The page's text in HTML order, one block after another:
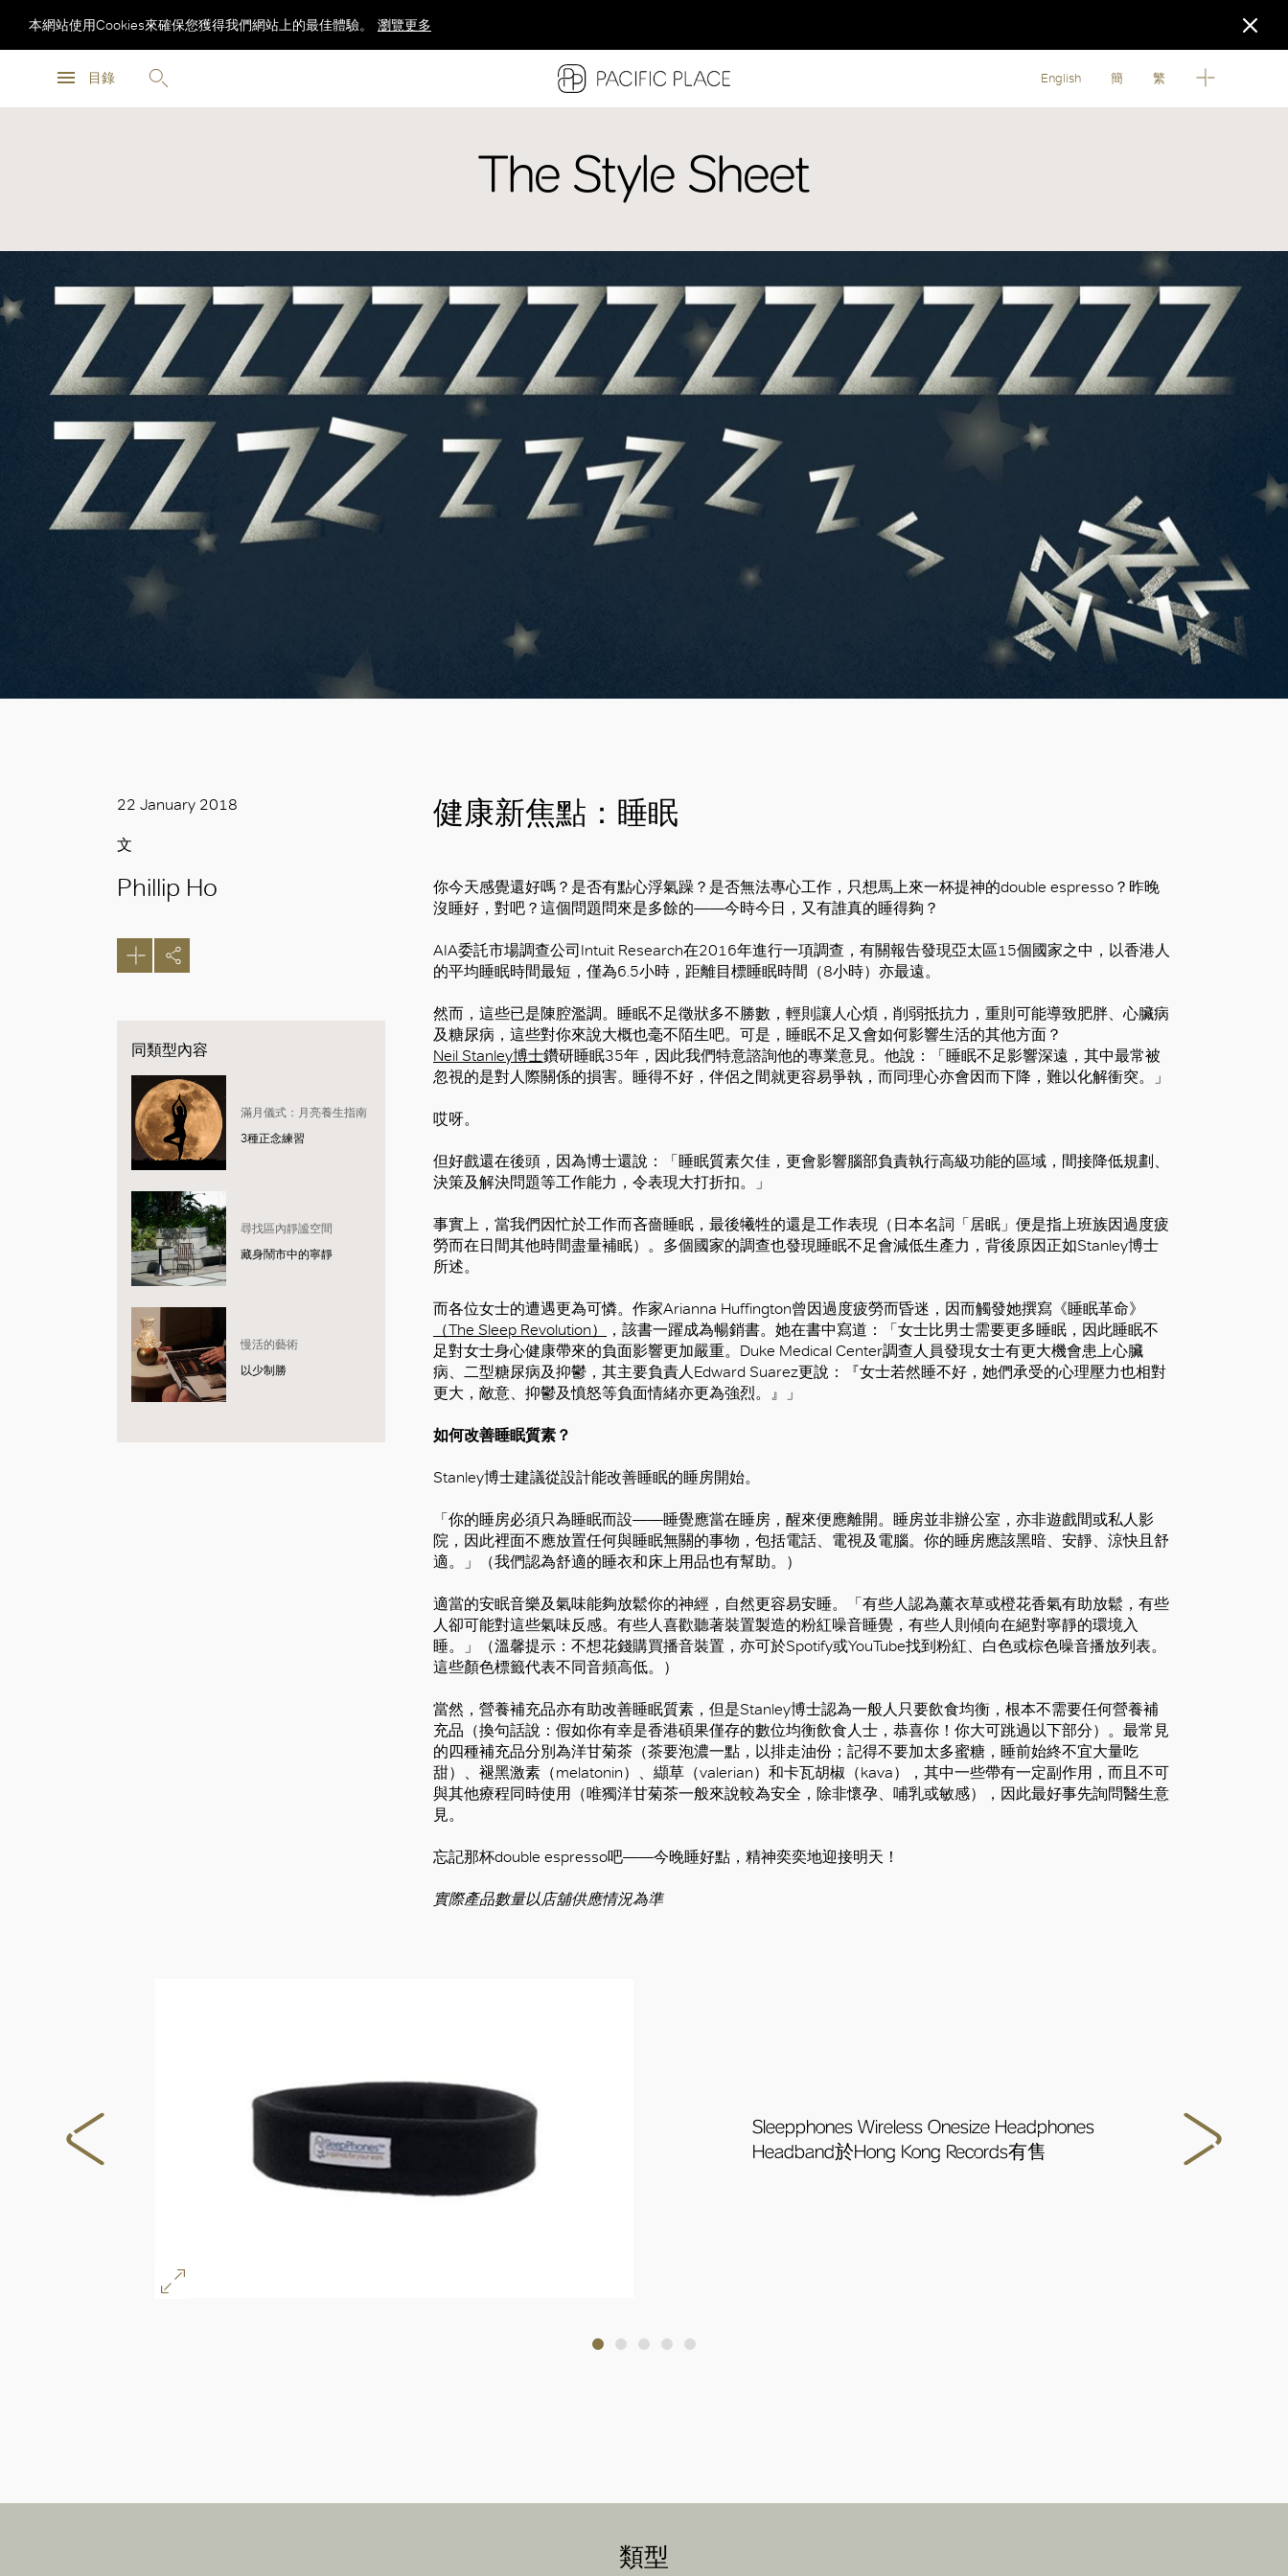
目錄
本網站使用Cookies來確保您獲得我們網站上的最佳體驗。 瀏覽更多
English 簡 繁
The Style Sheet
22 January 2018
文
Phillip Ho
同類型內容
滿月儀式：月亮養生指南
3種正念練習
尋找區內靜謐空間
藏身鬧市中的寧靜
慢活的藝術
以少制勝
健康新焦點：睡眠
你今天感覺還好嗎？是否有點心浮氣躁？是否無法專心工作，只想馬上來一杯提神的double espresso？昨晚
沒睡好，對吧？這個問題問來是多餘的——今時今日，又有誰真的睡得夠？
AIA委託市場調查公司Intuit Research在2016年進行一項調查，有關報告發現亞太區15個國家之中，以香港人
的平均睡眠時間最短，僅為6.5小時，距離目標睡眠時間（8小時）亦最遠。
然而，這些已是陳腔濫調。睡眠不足徵狀多不勝數，輕則讓人心煩，削弱抵抗力，重則可能導致肥胖、心臟病
及糖尿病，這些對你來說大概也毫不陌生吧。可是，睡眠不足又會如何影響生活的其他方面？
Neil Stanley博士鑽研睡眠35年，因此我們特意諮詢他的專業意見。他說：「睡眠不足影響深遠，其中最常被
忽視的是對人際關係的損害。睡得不好，伴侶之間就更容易爭執，而同理心亦會因而下降，難以化解衝突。」
哎呀。
但好戲還在後頭，因為博士還說：「睡眠質素欠佳，更會影響腦部負責執行高級功能的區域，間接降低規劃、
決策及解決問題等工作能力，令表現大打折扣。」
事實上，當我們因忙於工作而吝嗇睡眠，最後犧牲的還是工作表現（日本名詞「居眠」便是指上班族因過度疲
勞而在日間其他時間盡量補眠）。多個國家的調查也發現睡眠不足會減低生產力，背後原因正如Stanley博士
所述。
而各位女士的遭遇更為可憐。作家Arianna Huffington曾因過度疲勞而昏迷，因而觸發她撰寫《睡眠革命》
（The Sleep Revolution）
，該書一躍成為暢銷書。她在書中寫道：「女士比男士需要更多睡眠，因此睡眠不
足對女士身心健康帶來的負面影響更加嚴重。Duke Medical Center調查人員發現女士有更大機會患上心臟
病、二型糖尿病及抑鬱，其主要負責人Edward Suarez更說：『女士若然睡不好，她們承受的心理壓力也相對
更大，敵意、抑鬱及憤怒等負面情緒亦更為強烈。』」
如何改善睡眠質素？
Stanley博士建議從設計能改善睡眠的睡房開始。
「你的睡房必須只為睡眠而設——睡覺應當在睡房，醒來便應離開。睡房並非辦公室，亦非遊戲間或私人影
院，因此裡面不應放置任何與睡眠無關的事物，包括電話、電視及電腦。你的睡房應該黑暗、安靜、涼快且舒
適。」（我們認為舒適的睡衣和床上用品也有幫助。）
適當的安眠音樂及氣味能夠放鬆你的神經，自然更容易安睡。「有些人認為薰衣草或橙花香氣有助放鬆，有些
人卻可能對這些氣味反感。有些人喜歡聽著裝置製造的粉紅噪音睡覺，有些人則傾向在絕對寧靜的環境入
睡。」（溫馨提示：不想花錢購買播音裝置，亦可於Spotify或YouTube找到粉紅、白色或棕色噪音播放列表。
這些顏色標籤代表不同音頻高低。）
當然，營養補充品亦有助改善睡眠質素，但是Stanley博士認為一般人只要飲食均衡，根本不需要任何營養補
充品（換句話說：假如你有幸是香港碩果僅存的數位均衡飲食人士，恭喜你！你大可跳過以下部分）。最常見
的四種補充品分別為洋甘菊茶（茶要泡濃一點，以排走油份；記得不要加太多蜜糖，睡前始終不宜大量吃
甜）、褪黑激素（melatonin）、纈草（valerian）和卡瓦胡椒（kava），其中一些帶有一定副作用，而且不可
與其他療程同時使用（唯獨洋甘菊茶一般來說較為安全，除非懷孕、哺乳或敏感），因此最好事先詢問醫生意
見。
忘記那杯double espresso吧——今晚睡好點，精神奕奕地迎接明天！
實際產品數量以店舖供應情況為準
Sleepphones Wireless Onesize Headphones
Headband於Hong Kong Records有售
類型